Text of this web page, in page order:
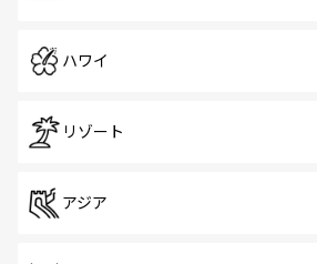
ハワイ
リゾート
アジア